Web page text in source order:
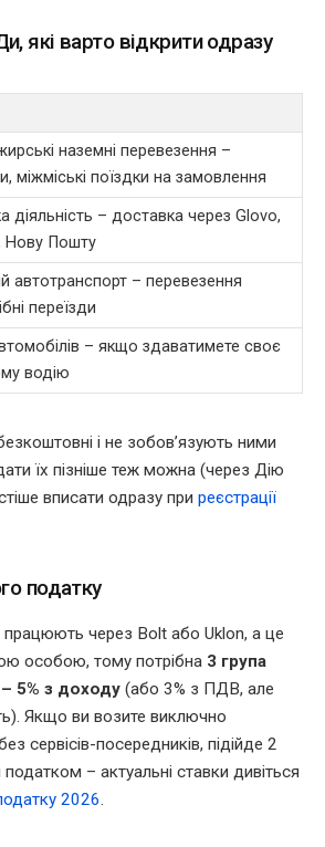
які варто відкрити одразу
наземні перевезення –
міжміські поїздки на замовлення
діяльність – доставка через Glovo,
Нову Пошту
автотранспорт – перевезення
переїзди
– якщо здаватимете своє
водію
і не зобов’язують ними
їх пізніше теж можна (через Дію
вписати одразу при реєстрації
податку
працюють через Bolt або Uklon, а це
особою, тому потрібна 3 група
5% з доходу (або 3% з ПДВ, але
Якщо ви возите виключно
сервісів-посередників, підійде 2
– актуальні ставки дивіться
2026